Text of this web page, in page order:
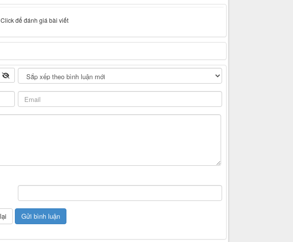
Click để đánh giá bài viết